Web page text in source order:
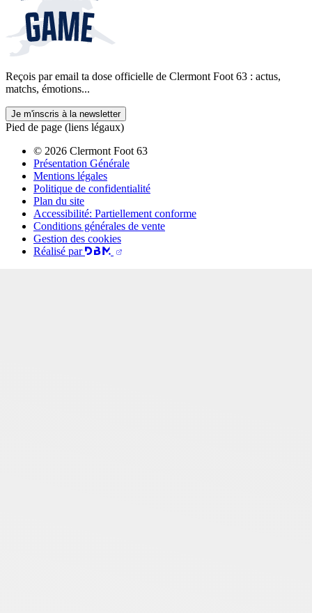
Reçois par email ta dose officielle de Clermont Foot 63 : actus,
matchs, émotions...
Je m'inscris à la newsletter
Pied de page (liens légaux)
© 2026 Clermont Foot 63
Présentation Générale
Mentions légales
Politique de confidentialité
Plan du site
Accessibilité: Partiellement conforme
Conditions générales de vente
Gestion des cookies
Réalisé par